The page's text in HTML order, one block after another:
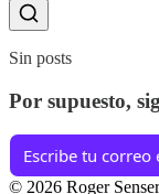
Sin posts
Por supuesto,
© 2026 Roger